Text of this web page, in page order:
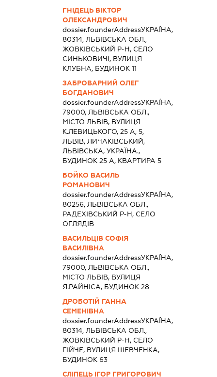
ГНІДЕЦЬ ВІКТОР
ОЛЕКСАНДРОВИЧ
dossier.founderAddressУКРАЇНА,
80314, ЛЬВІВСЬКА ОБЛ.,
ЖОВКІВСЬКИЙ Р-Н, СЕЛО
СИНЬКОВИЧІ, ВУЛИЦЯ
КЛУБНА, БУДИНОК 11
ЗАБРОВАРНИЙ ОЛЕГ
БОГДАНОВИЧ
dossier.founderAddressУКРАЇНА,
79000, ЛЬВІВСЬКА ОБЛ.,
МІСТО ЛЬВІВ, ВУЛИЦЯ
К.ЛЕВИЦЬКОГО, 25 А, 5,
ЛЬВІВ, ЛИЧАКІВСЬКИЙ,
ЛЬВІВСЬКА, УКРАЇНА.,
БУДИНОК 25 А, КВАРТИРА 5
БОЙКО ВАСИЛЬ
РОМАНОВИЧ
dossier.founderAddressУКРАЇНА,
80256, ЛЬВІВСЬКА ОБЛ.,
РАДЕХІВСЬКИЙ Р-Н, СЕЛО
ОГЛЯДІВ
ВАСИЛЬЦІВ СОФІЯ
ВАСИЛІВНА
dossier.founderAddressУКРАЇНА,
79000, ЛЬВІВСЬКА ОБЛ.,
МІСТО ЛЬВІВ, ВУЛИЦЯ
Я.РАЙНІСА, БУДИНОК 28
ДРОБОТІЙ ГАННА
СЕМЕНІВНА
dossier.founderAddressУКРАЇНА,
80314, ЛЬВІВСЬКА ОБЛ.,
ЖОВКІВСЬКИЙ Р-Н, СЕЛО
ГІЙЧЕ, ВУЛИЦЯ ШЕВЧЕНКА,
БУДИНОК 63
СЛІПЕЦЬ ІГОР ГРИГОРОВИЧ